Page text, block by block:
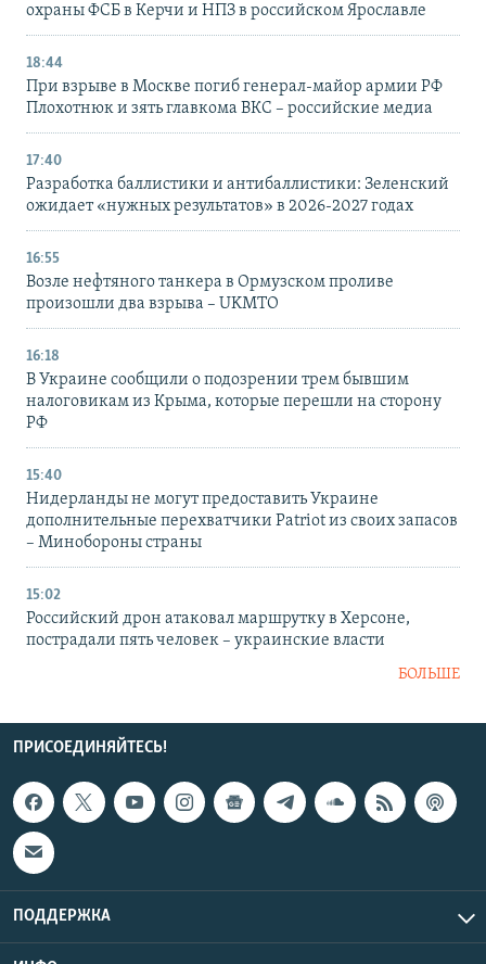
охраны ФСБ в Керчи и НПЗ в российском Ярославле
18:44
При взрыве в Москве погиб генерал-майор армии РФ
Плохотнюк и зять главкома ВКС – российские медиа
17:40
Разработка баллистики и антибаллистики: Зеленский
ожидает «нужных результатов» в 2026-2027 годах
16:55
Возле нефтяного танкера в Ормузском проливе
произошли два взрыва – UKMTO
16:18
В Украине сообщили о подозрении трем бывшим
налоговикам из Крыма, которые перешли на сторону
РФ
15:40
Нидерланды не могут предоставить Украине
дополнительные перехватчики Patriot из своих запасов
– Минобороны страны
15:02
Российский дрон атаковал маршрутку в Херсоне,
пострадали пять человек – украинские власти
БОЛЬШЕ
ПРИСОЕДИНЯЙТЕСЬ!
ПОДДЕРЖКА